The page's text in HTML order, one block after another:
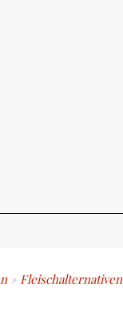
» Fleischalternativen